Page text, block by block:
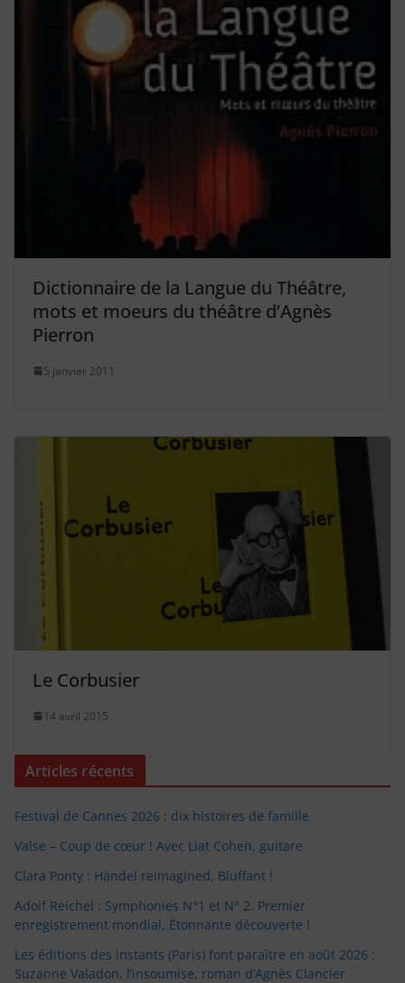
Dictionnaire de la Langue du Théâtre,
mots et moeurs du théâtre d’Agnès
Pierron
5 janvier 2011
Le Corbusier
14 avril 2015
Articles récents
Festival de Cannes 2026 : dix histoires de famille
Valse – Coup de cœur ! Avec Liat Cohen, guitare
Clara Ponty : Händel reimagined, Bluffant !
Adolf Reichel : Symphonies N°1 et N° 2. Premier
enregistrement mondial, Étonnante découverte !
Les éditions des instants (Paris) font paraître en août 2026 :
Suzanne Valadon, l’insoumise, roman d’Agnès Clancier